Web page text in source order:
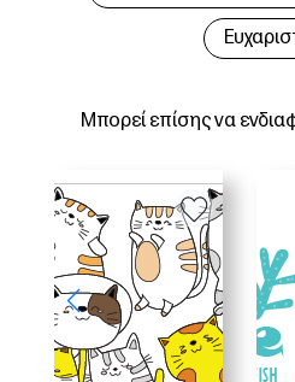
Μπορεί επίσης να